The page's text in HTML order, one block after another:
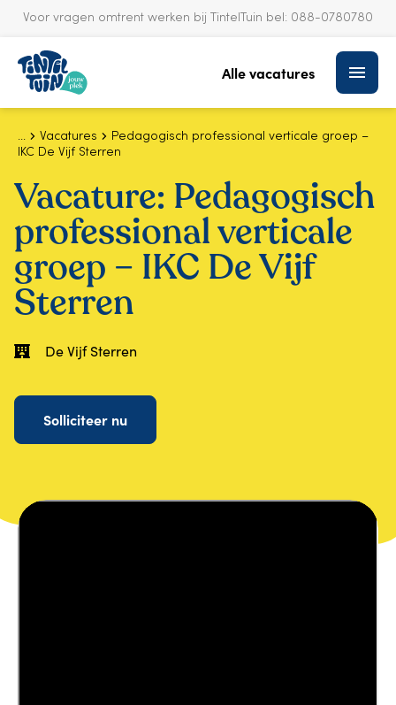
Voor vragen omtrent werken bij TintelTuin bel: 088-0780780
Alle vacatures
Vacatures
Pedagogisch professional verticale groep –
IKC De Vijf Sterren
Vacature: Pedagogisch
professional verticale
groep – IKC De Vijf
Sterren
De Vijf Sterren
Solliciteer nu